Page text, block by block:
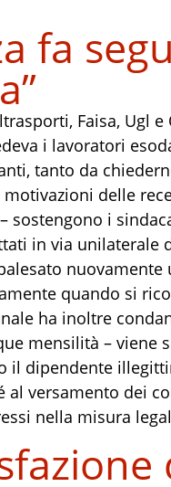
fa
Faisa, Ugl
i lavoratori
tanto da
delle
sostengono i
in via unilaterale
quando si
ha inoltre
mensilità – viene
il dipendente
al versamento dei
nella misura